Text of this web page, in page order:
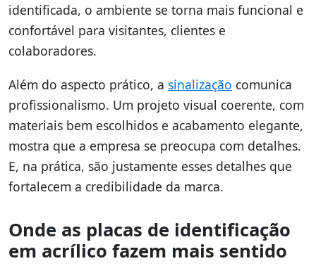
identificada, o ambiente se torna mais funcional e
confortável para visitantes, clientes e
colaboradores.
Além do aspecto prático, a sinalização comunica
profissionalismo. Um projeto visual coerente, com
materiais bem escolhidos e acabamento elegante,
mostra que a empresa se preocupa com detalhes.
E, na prática, são justamente esses detalhes que
fortalecem a credibilidade da marca.
Onde as placas de identificação
em acrílico fazem mais sentido